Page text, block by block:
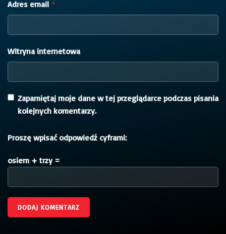
Adres email *
Witryna internetowa
Zapamiętaj moje dane w tej przeglądarce podczas pisania
kolejnych komentarzy.
Proszę wpisać odpowiedź cyframi:
osiem + trzy =